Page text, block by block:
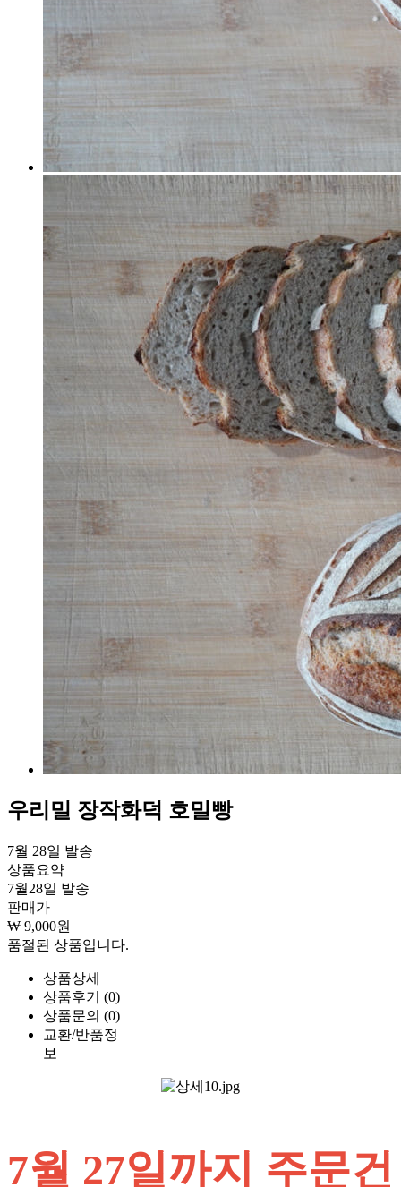
우리밀 장작화덕 호밀빵
7월 28일 발송
상품요약
7월28일 발송
판매가
₩ 9,000원
품절된 상품입니다.
상품상세
상품후기 (0)
상품문의 (0)
교환/반품정
보
7월 27일까지 주문건